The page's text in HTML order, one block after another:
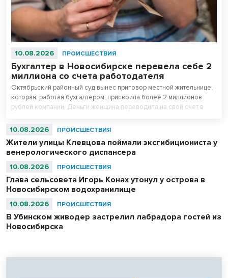
10.08.2026 ПРОИСШЕСТВИЯ
Бухгалтер в Новосибирске перевела себе 2
миллиона со счета работодателя
Октябрьский районный суд вынес приговор местной жительнице,
которая, работая бухгалтером, присвоила более 2 миллионов
рублей компании. Деньги женщина переводила на свой счет в
10.08.2026 ПРОИСШЕСТВИЯ
Жители улицы Клевцова поймали эксгибициониста у
венерологического диспансера
10.08.2026 ПРОИСШЕСТВИЯ
Глава сельсовета Игорь Конах утонул у острова в
Новосибирском водохранилище
10.08.2026 ПРОИСШЕСТВИЯ
В Убинском живодер застрелил лабрадора гостей из
Новосибирска